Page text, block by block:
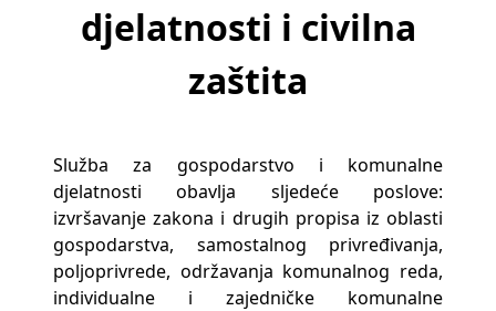
djelatnosti i civilna
zaštita
Služba za gospodarstvo i komunalne
djelatnosti obavlja sljedeće poslove:
izvršavanje zakona i drugih propisa iz oblasti
gospodarstva, samostalnog privređivanja,
poljoprivrede, održavanja komunalnog reda,
individualne i zajedničke komunalne